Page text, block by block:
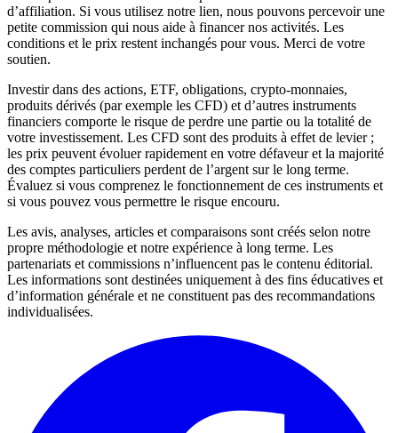
d’affiliation. Si vous utilisez notre lien, nous pouvons percevoir une
petite commission qui nous aide à financer nos activités. Les
conditions et le prix restent inchangés pour vous. Merci de votre
soutien.
Investir dans des actions, ETF, obligations, crypto-monnaies,
produits dérivés (par exemple les CFD) et d’autres instruments
financiers comporte le risque de perdre une partie ou la totalité de
votre investissement. Les CFD sont des produits à effet de levier ;
les prix peuvent évoluer rapidement en votre défaveur et la majorité
des comptes particuliers perdent de l’argent sur le long terme.
Évaluez si vous comprenez le fonctionnement de ces instruments et
si vous pouvez vous permettre le risque encouru.
Les avis, analyses, articles et comparaisons sont créés selon notre
propre méthodologie et notre expérience à long terme. Les
partenariats et commissions n’influencent pas le contenu éditorial.
Les informations sont destinées uniquement à des fins éducatives et
d’information générale et ne constituent pas des recommandations
individualisées.